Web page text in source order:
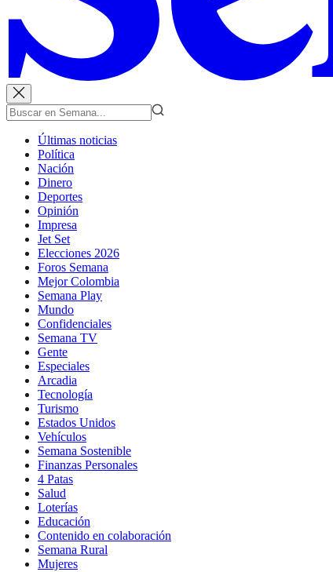
Últimas noticias
Política
Nación
Dinero
Deportes
Opinión
Impresa
Jet Set
Elecciones 2026
Foros Semana
Mejor Colombia
Semana Play
Mundo
Confidenciales
Semana TV
Gente
Especiales
Arcadia
Tecnología
Turismo
Estados Unidos
Vehículos
Semana Sostenible
Finanzas Personales
4 Patas
Salud
Loterías
Educación
Contenido en colaboración
Semana Rural
Mujeres